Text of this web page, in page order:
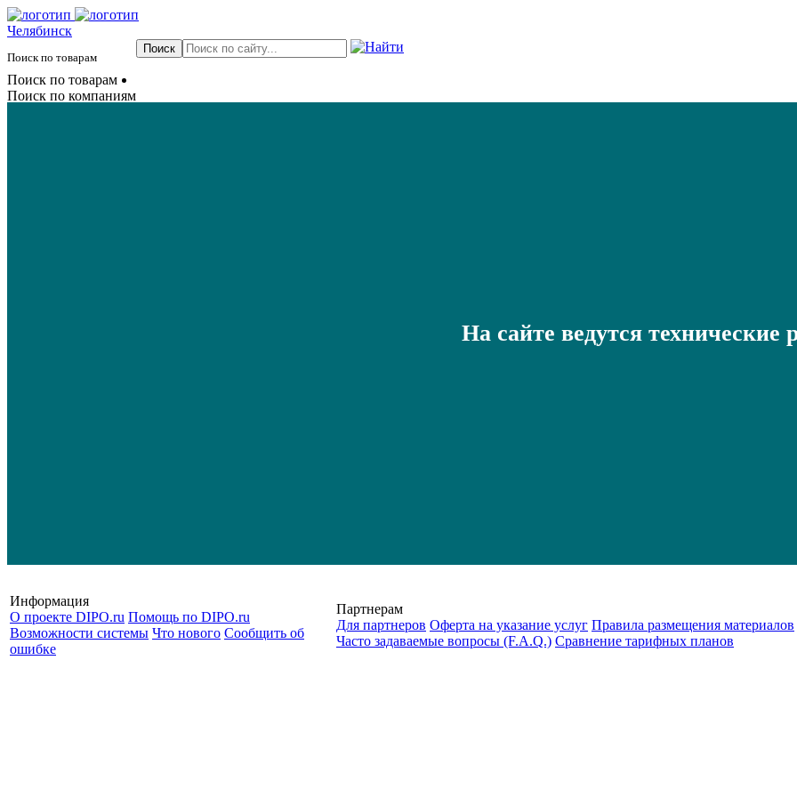
Челябинск
Поиск по товарам
Поиск по товарам
Поиск по компаниям
На сайте ведутся технические
Информация
О проекте DIPO.ru Помощь по DIPO.ru
Возможности системы Что нового Сообщить об
ошибке
Партнерам
Для партнеров Оферта на указание услуг Правила размещения материалов
Часто задаваемые вопросы (F.A.Q.) Cравнение тарифных планов